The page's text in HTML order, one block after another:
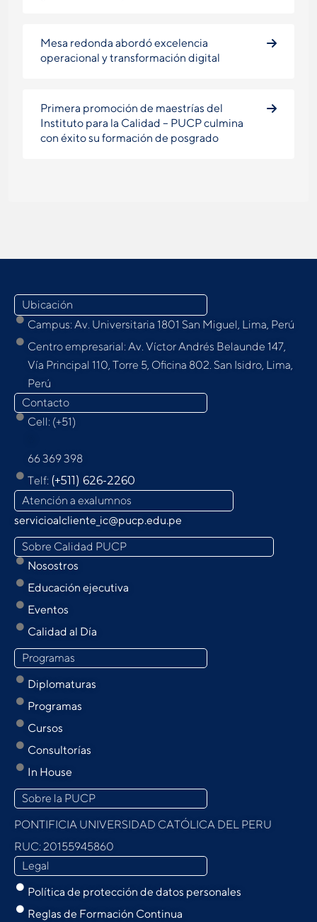
Mesa redonda abordó excelencia
operacional y transformación digital
Primera promoción de maestrías del
Instituto para la Calidad – PUCP culmina
con éxito su formación de posgrado
Ubicación
Campus: Av. Universitaria 1801 San Miguel, Lima, Perú
Centro empresarial: Av. Víctor Andrés Belaunde 147,
Vía Principal 110, Torre 5, Oﬁcina 802. San Isidro, Lima,
Perú
Contacto
Cell: (+51)
66 369 398
Telf: (+511) 626-2260
Atención a exalumnos
servicioalcliente_ic@pucp.edu.pe
Sobre Calidad PUCP
Nosostros
Educación ejecutiva
Eventos
Calidad al Día
Programas
Diplomaturas
Programas
Cursos
Consultorías
In House
Sobre la PUCP
PONTIFICIA UNIVERSIDAD CATÓLICA DEL PERU
RUC: 20155945860
Legal
Política de protección de datos personales
Reglas de Formación Continua